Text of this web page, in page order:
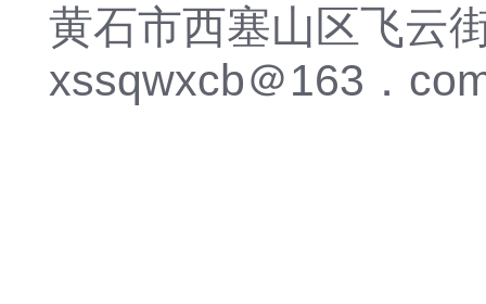
黄石市西塞山区飞云
xssqwxcb＠163．